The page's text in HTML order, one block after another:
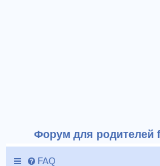
Форум для родителей
FAQ